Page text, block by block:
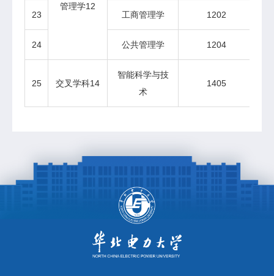
管理学12
23 工商管理学 1202
24 公共管理学 1204
25 交叉学科14
智能科学与技
术
1405